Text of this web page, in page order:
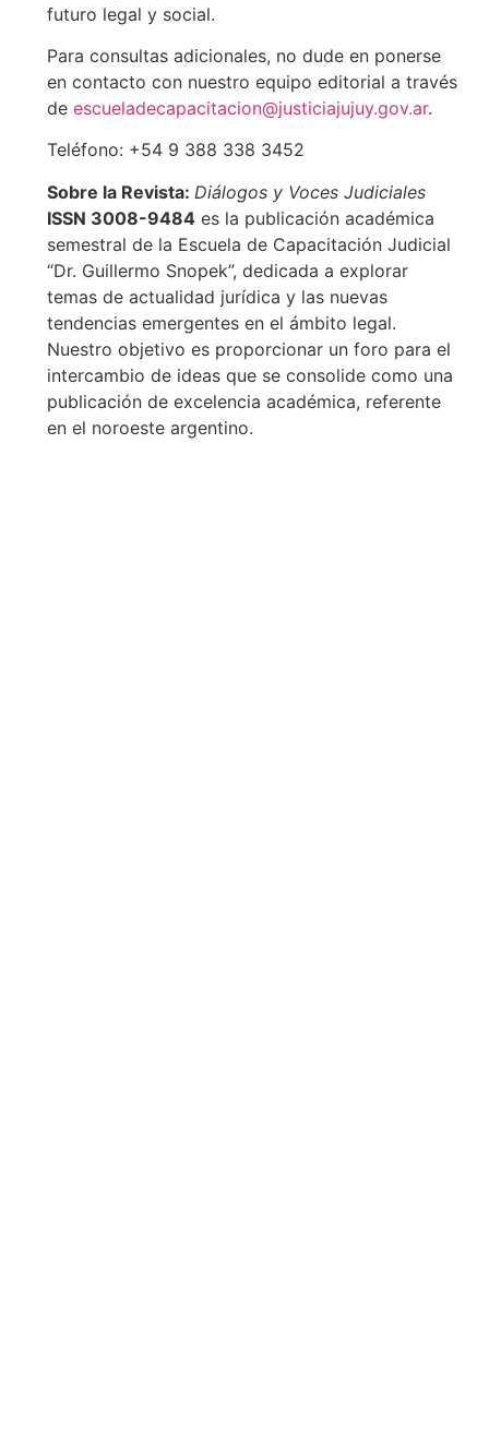
futuro legal y social.
Para consultas adicionales, no dude en ponerse
en contacto con nuestro equipo editorial a través
de escueladecapacitacion@justiciajujuy.gov.ar.
Teléfono: +54 9 388 338 3452
Sobre la Revista: Diálogos y Voces Judiciales
ISSN 3008-9484es la publicación académica
semestral de la Escuela de Capacitación Judicial
“Dr. Guillermo Snopek”, dedicada a explorar
temas de actualidad jurídica y las nuevas
tendencias emergentes en el ámbito legal.
Nuestro objetivo es proporcionar un foro para el
intercambio de ideas que se consolide como una
publicación de excelencia académica, referente
en el noroeste argentino.